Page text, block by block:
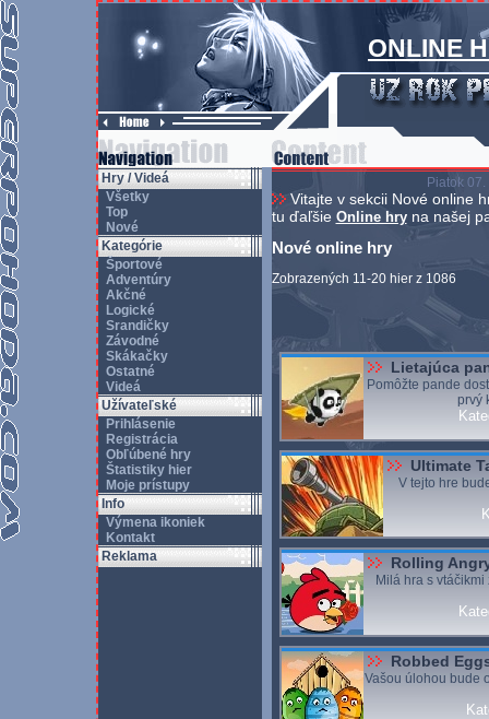
ONLINE
Hry / Videá
Všetky
Top
Nové
Kategórie
Športové
Adventúry
Akčné
Logické
Srandičky
Závodné
Skákačky
Ostatné
Videá
Užívateľské
Prihlásenie
Registrácia
Obľúbené hry
Štatistiky hier
Moje prístupy
Info
Výmena ikoniek
Kontakt
Reklama
Piatok
Vitajte v sekcii Nové online
tu ďaľšie Online hryna našej
Nové online hry
Zobrazených 11-20 hier z 1086
Lietajúca
Pomôžte pande
prvý
Ultimate
V tejto hre
Rolling
Milá hra s
Robbed
Vašou úlohou bude